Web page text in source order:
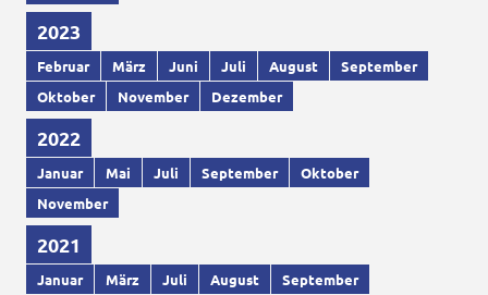
2023
Februar März Juni Juli August
September
Oktober
November Dezember
2022
Januar Mai Juli September
Oktober
November
2021
Januar März Juli August September